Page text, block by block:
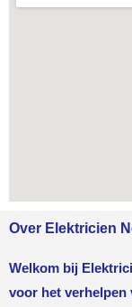
Over Elektricien
Welkom bij
voor het